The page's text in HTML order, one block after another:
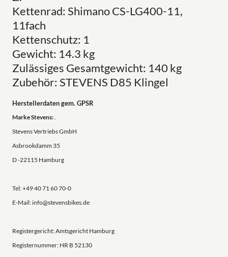
Kettenrad: Shimano CS-LG400-11,
11fach
Kettenschutz: 1
Gewicht: 14.3 kg
Zulässiges Gesamtgewicht: 140 kg
Zubehör: STEVENS D85 Klingel
Herstellerdaten gem. GPSR
Marke Stevens:.
Stevens Vertriebs GmbH
Asbrookdamm 35
D -22115 Hamburg
Tel: +49 40 71 60 70-0
E-Mail: info@stevensbikes.de
Registergericht: Amtsgericht Hamburg
Registernummer: HR B 52130